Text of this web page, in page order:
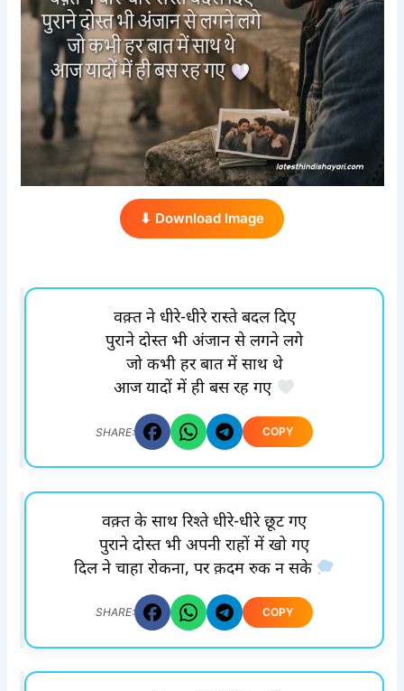
⬇ Download Image
वक़्त ने धीरे-धीरे रास्ते बदल दिए
पुराने दोस्त भी अंजान से लगने लगे
जो कभी हर बात में साथ थे
आज यादों में ही बस रह गए
SHARE: COPY
वक़्त के साथ रिश्ते धीरे-धीरे छूट गए
पुराने दोस्त भी अपनी राहों में खो गए
दिल ने चाहा रोकना, पर क़दम रुक न सके
SHARE: COPY